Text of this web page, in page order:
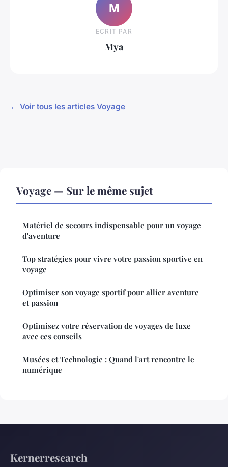
M
ECRIT PAR
Mya
← Voir tous les articles Voyage
Voyage — Sur le même sujet
Matériel de secours indispensable pour un voyage
d'aventure
Top stratégies pour vivre votre passion sportive en
voyage
Optimiser son voyage sportif pour allier aventure
et passion
Optimisez votre réservation de voyages de luxe
avec ces conseils
Musées et Technologie : Quand l'art rencontre le
numérique
Kernerresearch